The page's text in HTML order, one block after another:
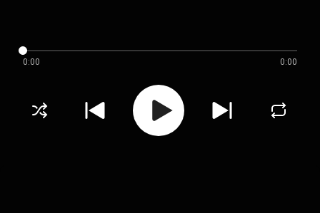
0:00 0:00